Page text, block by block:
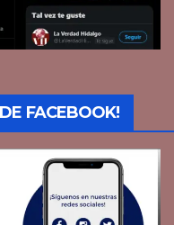
FACEBOOK!